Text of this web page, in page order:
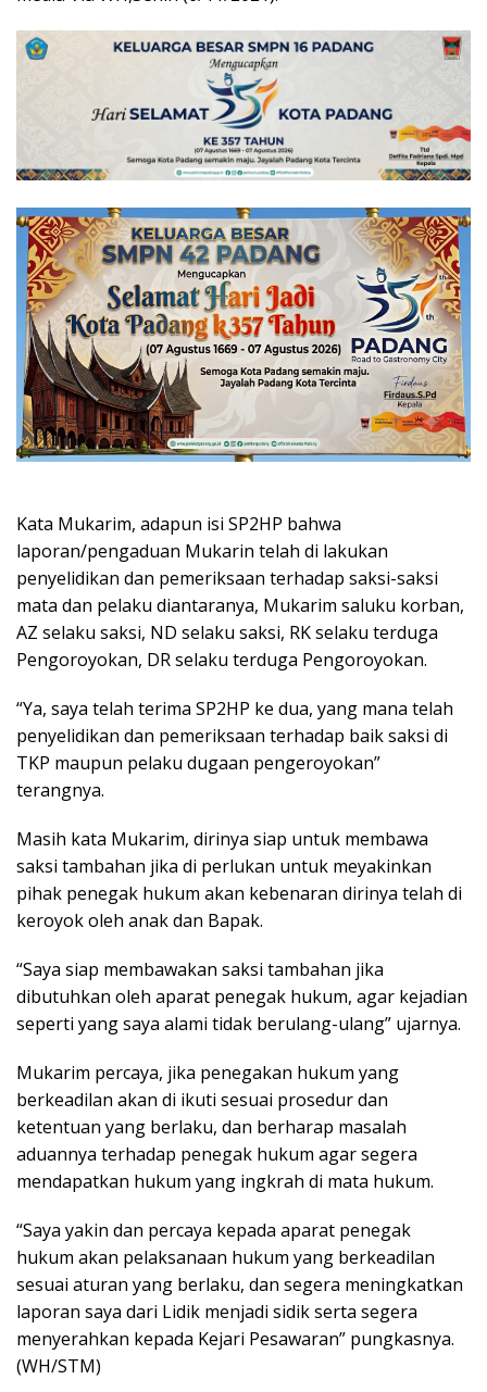
Kata Mukarim, adapun isi SP2HP bahwa
laporan/pengaduan Mukarin telah di lakukan
penyelidikan dan pemeriksaan terhadap saksi-saksi
mata dan pelaku diantaranya, Mukarim saluku korban,
AZ selaku saksi, ND selaku saksi, RK selaku terduga
Pengoroyokan, DR selaku terduga Pengoroyokan.
“Ya, saya telah terima SP2HP ke dua, yang mana telah
penyelidikan dan pemeriksaan terhadap baik saksi di
TKP maupun pelaku dugaan pengeroyokan”
terangnya.
Masih kata Mukarim, dirinya siap untuk membawa
saksi tambahan jika di perlukan untuk meyakinkan
pihak penegak hukum akan kebenaran dirinya telah di
keroyok oleh anak dan Bapak.
“Saya siap membawakan saksi tambahan jika
dibutuhkan oleh aparat penegak hukum, agar kejadian
seperti yang saya alami tidak berulang-ulang” ujarnya.
Mukarim percaya, jika penegakan hukum yang
berkeadilan akan di ikuti sesuai prosedur dan
ketentuan yang berlaku, dan berharap masalah
aduannya terhadap penegak hukum agar segera
mendapatkan hukum yang ingkrah di mata hukum.
“Saya yakin dan percaya kepada aparat penegak
hukum akan pelaksanaan hukum yang berkeadilan
sesuai aturan yang berlaku, dan segera meningkatkan
laporan saya dari Lidik menjadi sidik serta segera
menyerahkan kepada Kejari Pesawaran” pungkasnya.
(WH/STM)